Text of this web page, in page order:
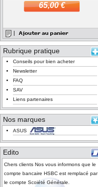
65,00 €
Rubrique pratique
Conseils pour bien acheter
Newsletter
FAQ
SAV
Liens partenaires
Nos marques
ASUS
Edito
Chers clients Nos vous informons que le
compte bancaire HSBC est remplacé par
le compte Scoiété Générale.